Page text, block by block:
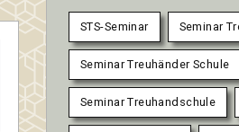
STS-Seminar Seminar
Seminar Treuhänder Schule
Seminar Treuhandschule